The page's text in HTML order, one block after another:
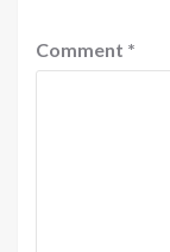
Comment *